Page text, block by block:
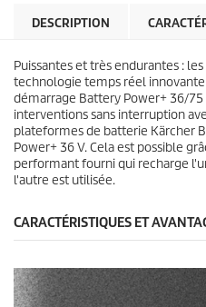
d
t
eDESCRIPTION
Puissantes et très endurantes :
technologie temps réel
démarrage Battery Power+ 36/
interventions sans interruption
plateformes de batterie Kärcher
Power+ 36 V. Cela est possible
performant fourni qui recharge
l'autre est utilisée.
CARACTÉRISTIQUES ET